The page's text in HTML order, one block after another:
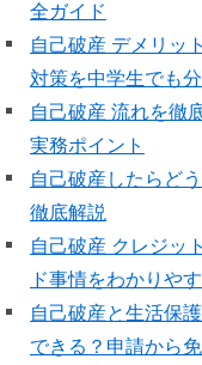
全ガイド
自己破産 デメリッ
対策を中学生でも
自己破産 流れを徹
実務ポイント
自己破産したらど
徹底解説
自己破産 クレジッ
ド事情をわかりや
自己破産と生活保
できる？申請から